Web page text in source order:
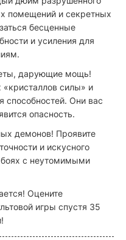
помещений и секретных
бесценные
и усиления для
дарующие мощь!
«кристаллов силы» и
способностей. Они вас
опасность.
демонов! Проявите
и искусного
с неутомимыми
Оцените
игры спустя 35